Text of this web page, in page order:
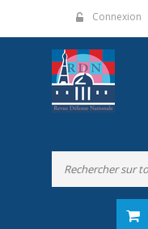
Connexion